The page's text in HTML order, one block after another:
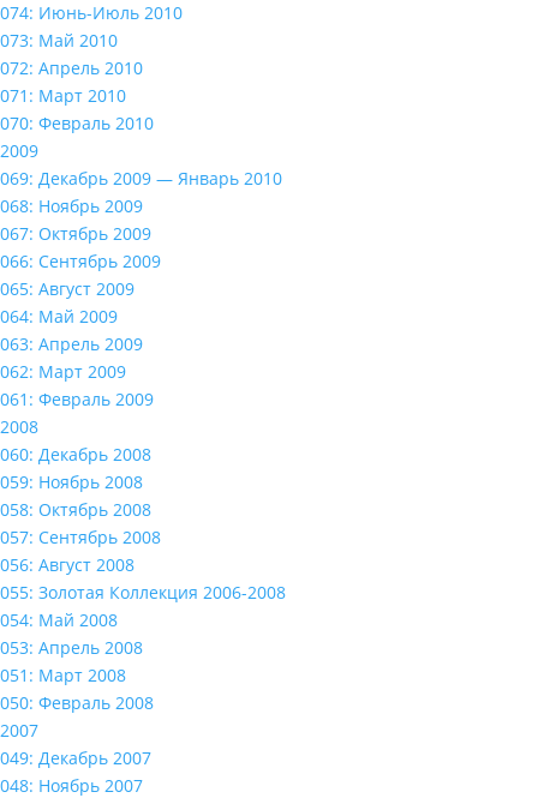
074: Июнь-Июль 2010
073: Май 2010
072: Апрель 2010
071: Март 2010
070: Февраль 2010
2009
069: Декабрь 2009 — Январь 2010
068: Ноябрь 2009
067: Октябрь 2009
066: Сентябрь 2009
065: Август 2009
064: Май 2009
063: Апрель 2009
062: Март 2009
061: Февраль 2009
2008
060: Декабрь 2008
059: Ноябрь 2008
058: Октябрь 2008
057: Сентябрь 2008
056: Август 2008
055: Золотая Коллекция 2006-2008
054: Май 2008
053: Апрель 2008
051: Март 2008
050: Февраль 2008
2007
049: Декабрь 2007
048: Ноябрь 2007